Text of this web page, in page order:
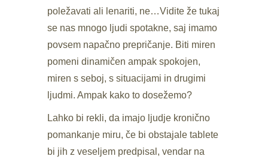
poležavati ali lenariti, ne…Vidite že tukaj
se nas mnogo ljudi spotakne, saj imamo
povsem napačno prepričanje. Biti miren
pomeni dinamičen ampak spokojen,
miren s seboj, s situacijami in drugimi
ljudmi. Ampak kako to dosežemo?
Lahko bi rekli, da imajo ljudje kronično
pomankanje miru, če bi obstajale tablete
bi jih z veseljem predpisal, vendar na